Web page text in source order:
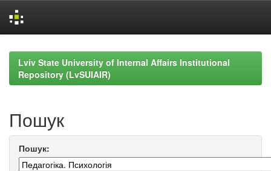
navigationLviv State University of Internal Affairs Institutional
Repository (LvSUIAIR)
Пошук
Пошук: